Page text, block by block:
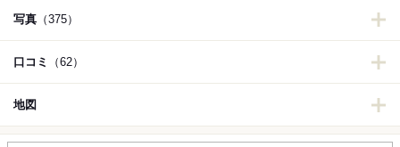
写真 （375）
口コミ （62）
地図